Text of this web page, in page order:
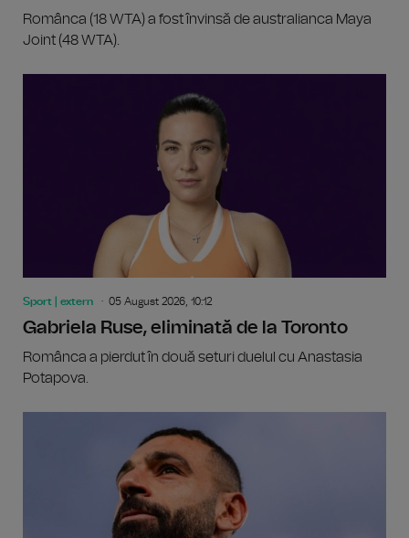
Românca (18 WTA) a fost învinsă de australianca Maya
Joint (48 WTA).
Sport | extern 05 August 2026, 10:12
Gabriela Ruse, eliminată de la Toronto
Românca a pierdut în două seturi duelul cu Anastasia
Potapova.